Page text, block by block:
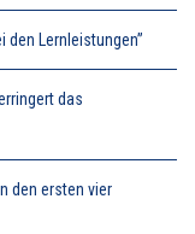
den Lernleistungen”
das
den ersten vier